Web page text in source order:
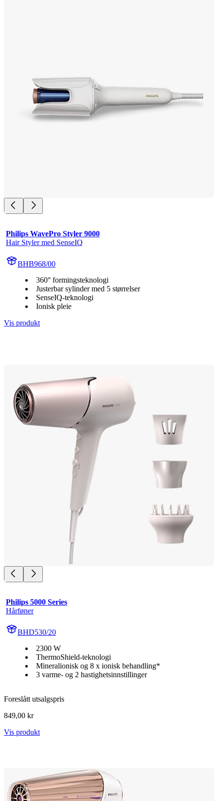
Philips WavePro Styler 9000
Hair Styler med SenseIQ
BHB968/00
360° formingsteknologi
Justerbar sylinder med 5 størrelser
SenseIQ-teknologi
Ionisk pleie
Vis produkt
Philips 5000 Series
Hårføner
BHD530/20
2300 W
ThermoShield-teknologi
Mineralionisk og 8 x ionisk behandling*
3 varme- og 2 hastighetsinnstillinger
Foreslått utsalgspris
849,00 kr
Vis produkt